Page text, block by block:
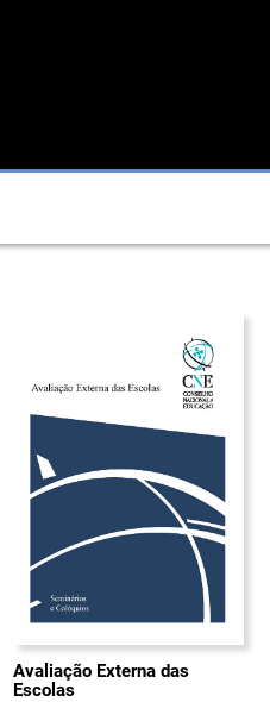
Avaliação Externa das
Escolas